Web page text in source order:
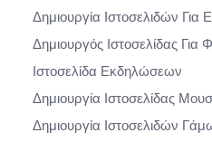
Δημιουργία Ιστοσελιδών Για
Δημιουργός Ιστοσελίδας
Ιστοσελίδα Εκδηλώσεων
Δημιουργία Ιστοσελίδας
Δημιουργία Ιστοσελιδών